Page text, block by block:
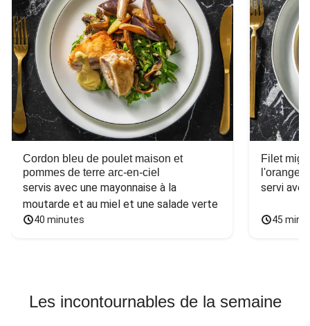
Cordon bleu de poulet maison et
pommes de terre arc-en-ciel
servis avec une mayonnaise à la
moutarde et au miel et une salade verte
40 minutes
Filet
l'orange
servi
45
Les incontournables de la semaine